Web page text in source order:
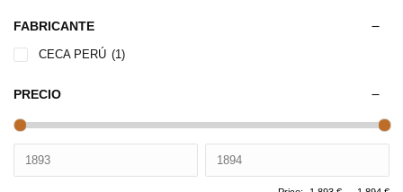
FABRICANTE
CECA PERÚ (1)
PRECIO